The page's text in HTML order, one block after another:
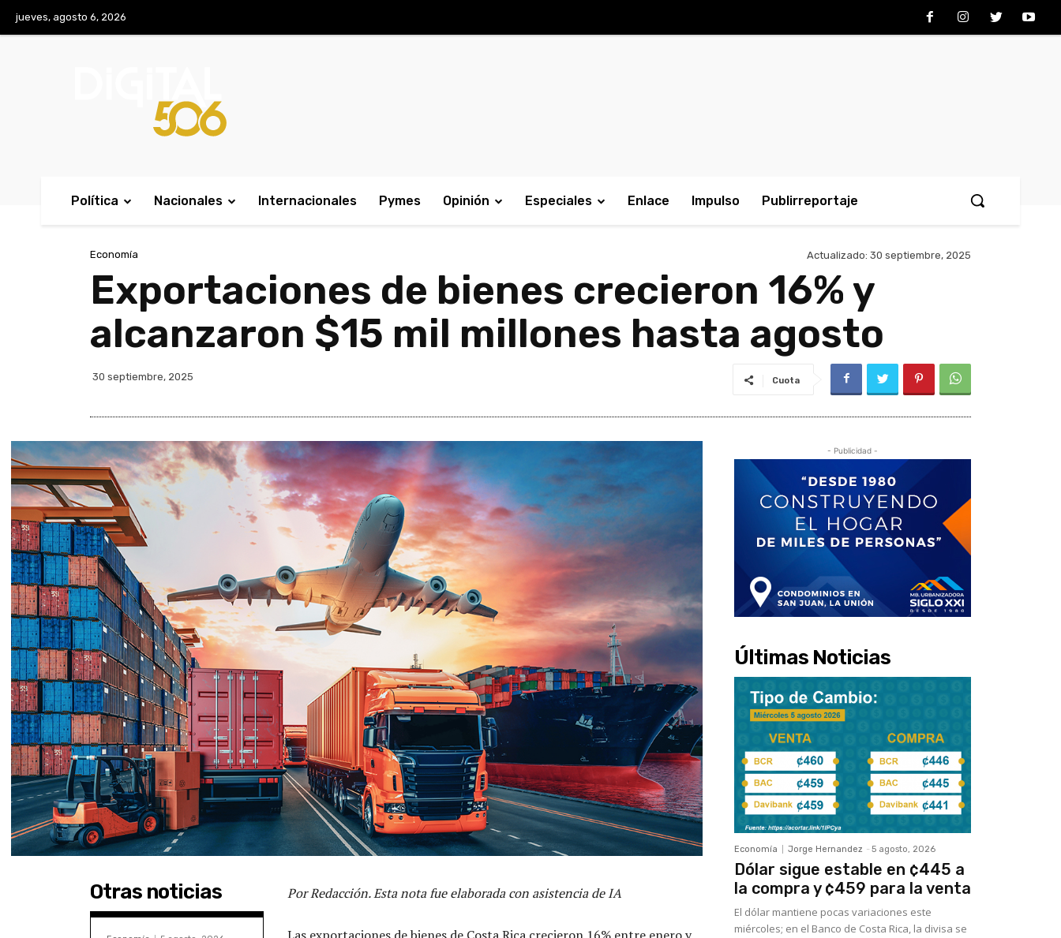
jueves, agosto 6, 2026
Política Nacionales Internacionales Pymes Opinión Especiales Enlace Impulso Publirreportaje
Economía Actualizado: 30 septiembre, 2025
Exportaciones de bienes crecieron 16% y
alcanzaron $15 mil millones hasta agosto
30 septiembre, 2025 Cuota
Otras noticias Por Redacción. Esta nota fue elaborada con asistencia de IA
Las exportaciones de bienes de Costa Rica crecieron 16% entre enero y
- Publicidad -
Últimas Noticias
Economía Jorge Hernandez - 5 agosto, 2026
Dólar sigue estable en ¢445 a
la compra y ¢459 para la venta
El dólar mantiene pocas variaciones este
miércoles; en el Banco de Costa Rica, la divisa se